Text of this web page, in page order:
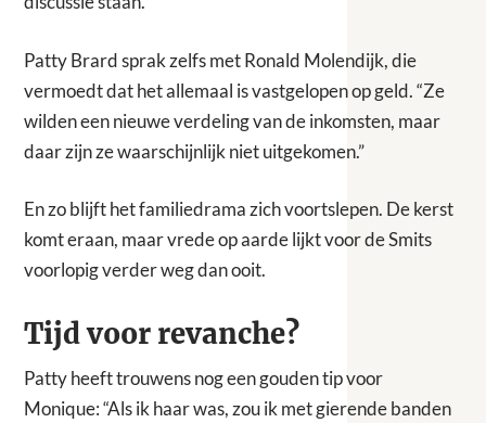
Patty Brard sprak zelfs met Ronald Molendijk, die
vermoedt dat het allemaal is vastgelopen op geld. “Ze
wilden een nieuwe verdeling van de inkomsten, maar
daar zijn ze waarschijnlijk niet uitgekomen.”
En zo blijft het familiedrama zich voortslepen. De kerst
komt eraan, maar vrede op aarde lijkt voor de Smits
voorlopig verder weg dan ooit.
Tijd voor revanche?
Patty heeft trouwens nog een gouden tip voor
Monique: “Als ik haar was, zou ik met gierende banden